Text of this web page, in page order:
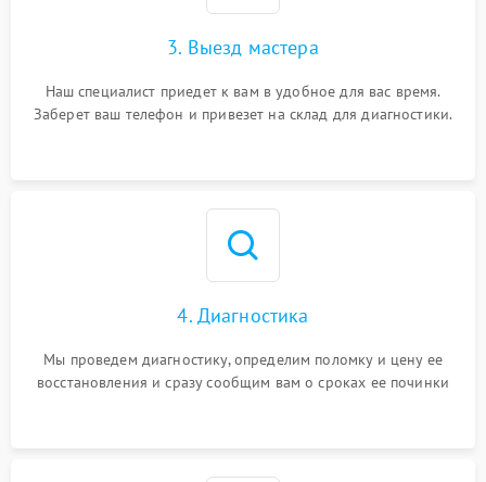
3. Выезд мастера
Наш специалист приедет к вам в удобное для вас время.
Заберет ваш телефон и привезет на склад для диагностики.
4. Диагностика
Мы проведем диагностику, определим поломку и цену ее
восстановления и сразу сообщим вам о сроках ее починки